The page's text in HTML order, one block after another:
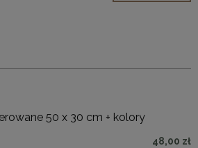
50 x 30 cm + kolory
48,00 zł